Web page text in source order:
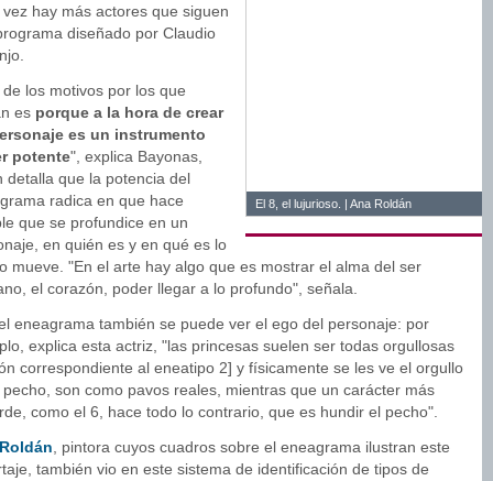
El 8, el lujurioso. | Ana Roldán
hay más actores que siguen
diseñado por Claudio
los motivos por los que
es porque a la hora de crear
es un instrumento
potente", explica Bayonas,
detalla que la potencia del
radica en que hace
que se profundice en un
en quién es y en qué es lo
mueve. "En el arte hay algo que es mostrar el alma del ser
el corazón, poder llegar a lo profundo", señala.
eneagrama también se puede ver el ego del personaje: por
explica esta actriz, "las princesas suelen ser todas orgullosas
correspondiente al eneatipo 2] y físicamente se les ve el orgullo
son como pavos reales, mientras que un carácter más
como el 6, hace todo lo contrario, que es hundir el pecho".
, pintora cuyos cuadros sobre el eneagrama ilustran este
también vio en este sistema de identificación de tipos de